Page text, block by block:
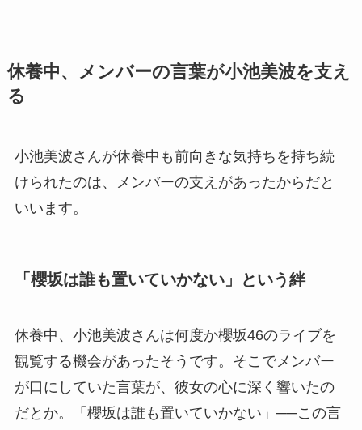
休養中、メンバーの言葉が小池美波を支え
る
小池美波さんが休養中も前向きな気持ちを持ち続
けられたのは、メンバーの支えがあったからだと
いいます。
「櫻坂は誰も置いていかない」という絆
休養中、小池美波さんは何度か櫻坂46のライブを
観覧する機会があったそうです。そこでメンバー
が口にしていた言葉が、彼女の心に深く響いたの
だとか。「櫻坂は誰も置いていかない」──この言